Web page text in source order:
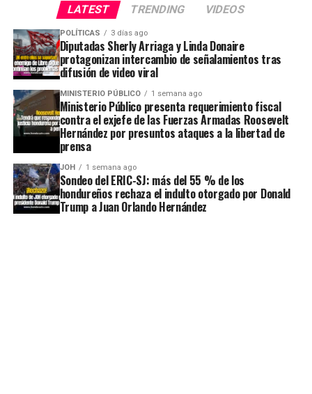
LATEST TRENDING VIDEOS
POLÍTICAS 3 días ago
Diputadas Sherly Arriaga y Linda Donaire
protagonizan intercambio de señalamientos tras
difusión de video viral
MINISTERIO PÚBLICO 1 semana ago
Ministerio Público presenta requerimiento fiscal
contra el exjefe de las Fuerzas Armadas Roosevelt
Hernández por presuntos ataques a la libertad de
prensa
JOH 1 semana ago
Sondeo del ERIC-SJ: más del 55 % de los
hondureños rechaza el indulto otorgado por Donald
Trump a Juan Orlando Hernández